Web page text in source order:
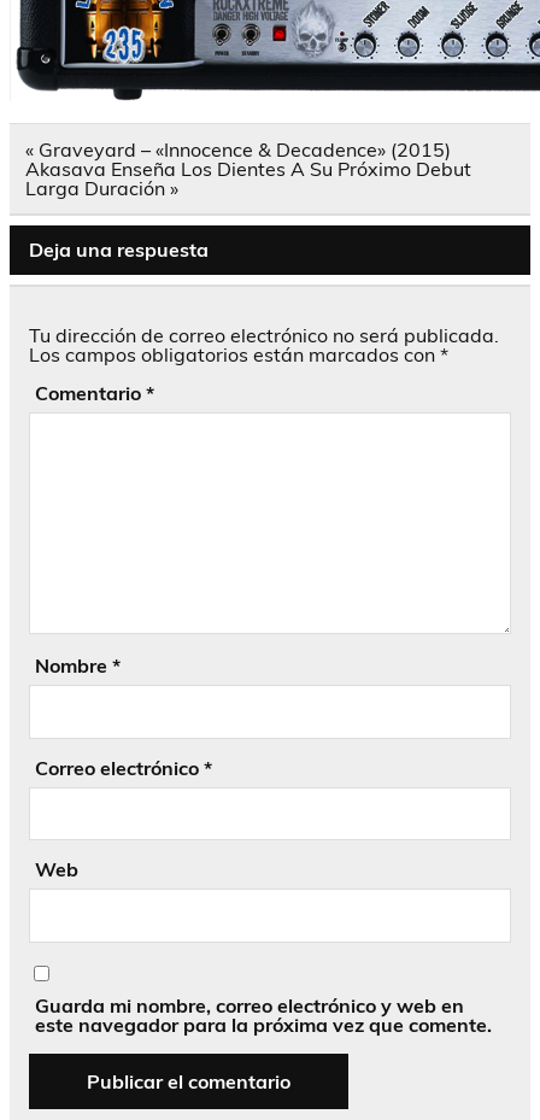
Navegación
de
entradas
« Graveyard – «Innocence & Decadence» (2015)
Akasava Enseña Los Dientes A Su Próximo Debut
Larga Duración »
Deja una respuesta
Tu dirección de correo electrónico no será publicada.
Los campos obligatorios están marcados con *
Comentario *
Nombre *
Correo electrónico *
Web
Guarda mi nombre, correo electrónico y web en
este navegador para la próxima vez que comente.